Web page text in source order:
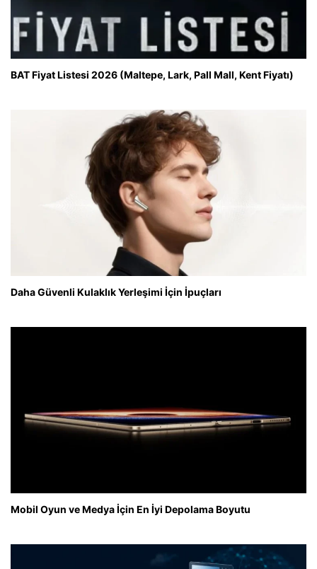
BAT Fiyat Listesi 2026 (Maltepe, Lark, Pall Mall, Kent Fiyatı)
Daha Güvenli Kulaklık Yerleşimi İçin İpuçları
Mobil Oyun ve Medya İçin En İyi Depolama Boyutu